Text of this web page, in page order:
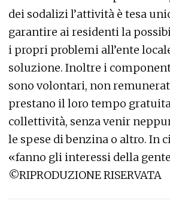
dei sodalizi l’attività è tesa
garantire ai residenti la
i propri problemi all’ente
soluzione. Inoltre i
sono volontari, non
prestano il loro tempo
collettività, senza venir
le spese di benzina o altro. In
«fanno gli interessi della
©RIPRODUZIONE RISERVATA